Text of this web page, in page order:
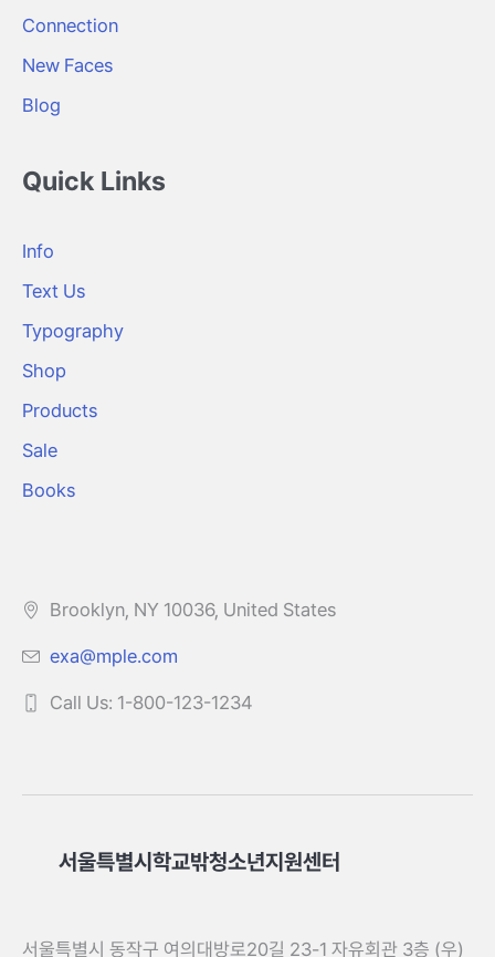
Connection
New Faces
Blog
Quick Links
Info
Text Us
Typography
Shop
Products
Sale
Books
Brooklyn, NY 10036, United States
exa@mple.com
Call Us: 1-800-123-1234
서울특별시학교밖청소년지원센터
서울특별시 동작구 여의대방로20길 23-1 자유회관 3층 (우)